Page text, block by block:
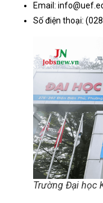
Email:
Số điện thoại:
Trường Đại học